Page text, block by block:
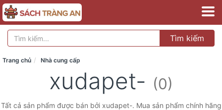
Tìm kiếm
Trang chủ Nhà cung cấp
xudapet- (0)
Tất cả sản phẩm được bán bởi xudapet-. Mua sản phẩm chính hãng